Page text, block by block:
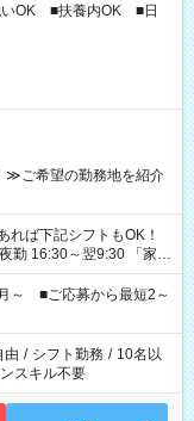
いOK ■扶養内OK ■日
≫ご希望の勤務地を紹介
～翌9:30 「家族
夕飯の準備がしたい」
ご希望を教えてください
で週40時間を超える場
～ ■ご応募から最短2～
由 / シフト勤務 / 10名以
スキル不要